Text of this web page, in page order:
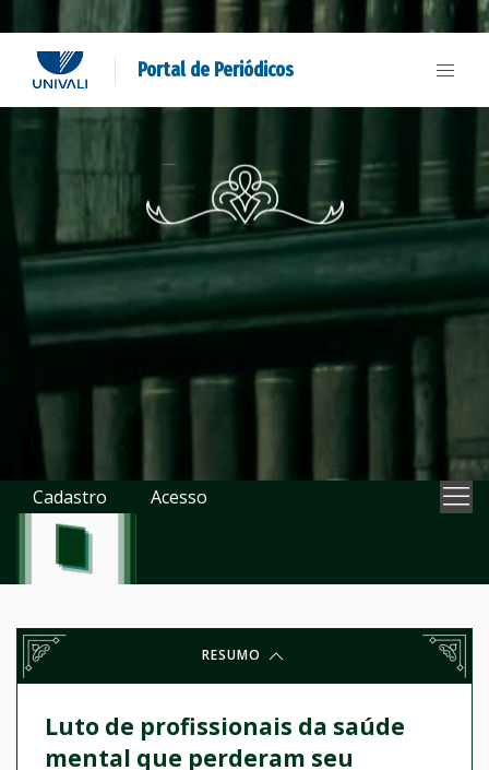
Portal de Periódicos
Cadastro Acesso
RESUMO
Luto de profissionais da saúde
mental que perderam seu